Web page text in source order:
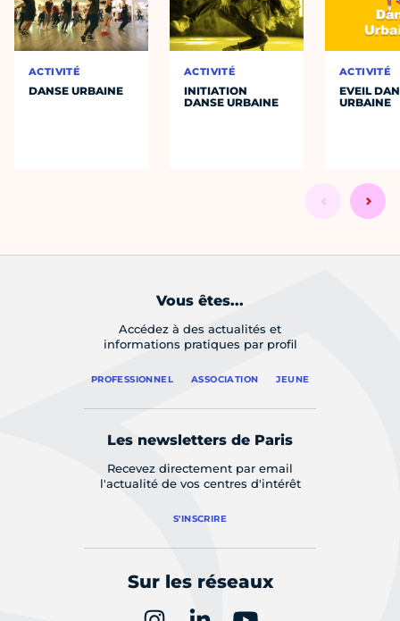
ACTIVITÉ
DANSE URBAINE
ACTIVITÉ
INITIATION
DANSE URBAINE
ACTIVITÉ
EVEIL
URBAINE
Vous êtes...
Accédez à des actualités et
informations pratiques par profil
PROFESSIONNEL ASSOCIATION JEUNE
Les newsletters de Paris
Recevez directement par email
l'actualité de vos centres d'intérêt
S'INSCRIRE
Sur les réseaux